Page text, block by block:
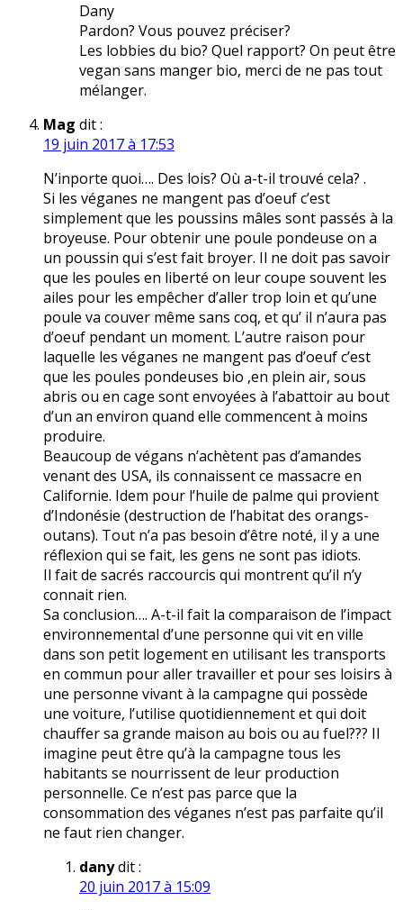
Dany
Pardon? Vous pouvez préciser?
Les lobbies du bio? Quel rapport? On peut être
vegan sans manger bio, merci de ne pas tout
mélanger.
Mag dit :
19 juin 2017 à 17:53
N’inporte quoi…. Des lois? Où a-t-il trouvé cela? .
Si les véganes ne mangent pas d’oeuf c’est
simplement que les poussins mâles sont passés à la
broyeuse. Pour obtenir une poule pondeuse on a
un poussin qui s’est fait broyer. Il ne doit pas savoir
que les poules en liberté on leur coupe souvent les
ailes pour les empêcher d’aller trop loin et qu’une
poule va couver même sans coq, et qu’ il n’aura pas
d’oeuf pendant un moment. L’autre raison pour
laquelle les véganes ne mangent pas d’oeuf c’est
que les poules pondeuses bio ,en plein air, sous
abris ou en cage sont envoyées à l’abattoir au bout
d’un an environ quand elle commencent à moins
produire.
Beaucoup de végans n’achètent pas d’amandes
venant des USA, ils connaissent ce massacre en
Californie. Idem pour l’huile de palme qui provient
d’Indonésie (destruction de l’habitat des orangs-
outans). Tout n’a pas besoin d’être noté, il y a une
réflexion qui se fait, les gens ne sont pas idiots.
Il fait de sacrés raccourcis qui montrent qu’il n’y
connait rien.
Sa conclusion…. A-t-il fait la comparaison de l’impact
environnemental d’une personne qui vit en ville
dans son petit logement en utilisant les transports
en commun pour aller travailler et pour ses loisirs à
une personne vivant à la campagne qui possède
une voiture, l’utilise quotidiennement et qui doit
chauffer sa grande maison au bois ou au fuel??? Il
imagine peut être qu’à la campagne tous les
habitants se nourrissent de leur production
personnelle. Ce n’est pas parce que la
consommation des véganes n’est pas parfaite qu’il
ne faut rien changer.
danydit :
20 juin 2017 à 15:09